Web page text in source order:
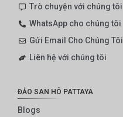
Trò chuyện với chúng tôi
WhatsApp cho chúng tôi
Gửi Email Cho Chúng Tôi
Liên hệ với chúng tôi
ĐẢO SAN HÔ PATTAYA
Blogs